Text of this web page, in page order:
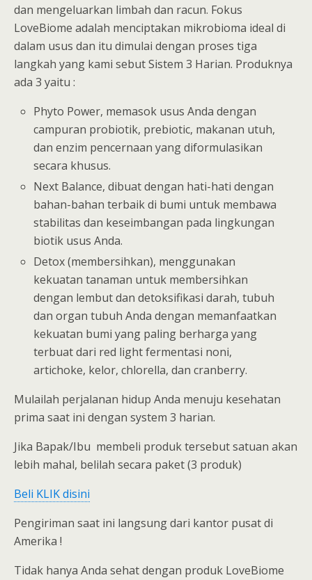
dan mengeluarkan limbah dan racun. Fokus
LoveBiome adalah menciptakan mikrobioma ideal di
dalam usus dan itu dimulai dengan proses tiga
langkah yang kami sebut Sistem 3 Harian. Produknya
ada 3 yaitu :
Phyto Power, memasok usus Anda dengan
campuran probiotik, prebiotic, makanan utuh,
dan enzim pencernaan yang diformulasikan
secara khusus.
Next Balance, dibuat dengan hati-hati dengan
bahan-bahan terbaik di bumi untuk membawa
stabilitas dan keseimbangan pada lingkungan
biotik usus Anda.
Detox (membersihkan), menggunakan
kekuatan tanaman untuk membersihkan
dengan lembut dan detoksifikasi darah, tubuh
dan organ tubuh Anda dengan memanfaatkan
kekuatan bumi yang paling berharga yang
terbuat dari red light fermentasi noni,
artichoke, kelor, chlorella, dan cranberry.
Mulailah perjalanan hidup Anda menuju kesehatan
prima saat ini dengan system 3 harian.
Jika Bapak/Ibu membeli produk tersebut satuan akan
lebih mahal, belilah secara paket (3 produk)
Beli KLIK disini
Pengiriman saat ini langsung dari kantor pusat di
Amerika !
Tidak hanya Anda sehat dengan produk LoveBiome